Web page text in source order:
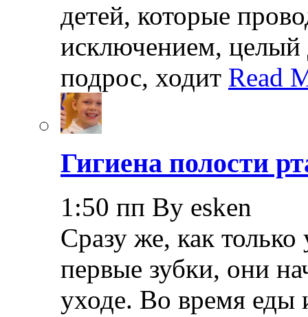
детей, которые
исключением, целый
подрос, ходит Read
Гигиена полости
1:50 пп By esken
Сразу же, как
первые зубки, они
уходе. Во время еды